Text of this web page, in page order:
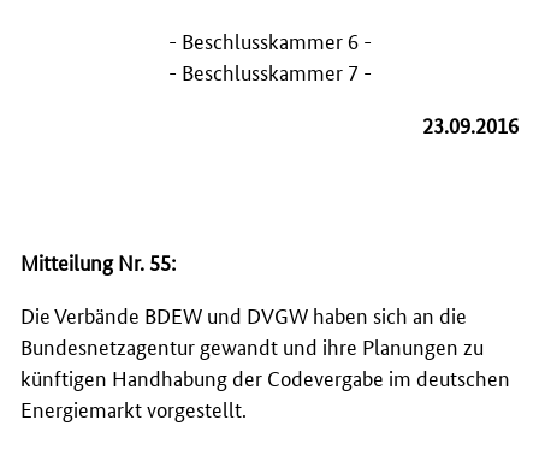
- Beschlusskammer 6 -
- Beschlusskammer 7 -
23.09.2016
Mitteilung Nr. 55:
Die Verbände BDEW und DVGW haben sich an die
Bundesnetzagentur gewandt und ihre Planungen zu
künftigen Handhabung der Codevergabe im deutschen
Energiemarkt vorgestellt.